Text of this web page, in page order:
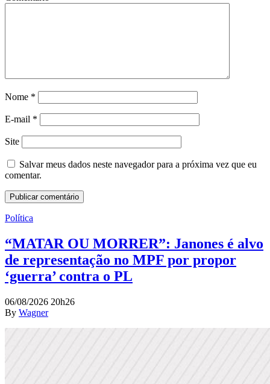
Nome *
E-mail *
Site
Salvar meus dados neste navegador para a próxima vez que eu
comentar.
Política
“MATAR OU MORRER”: Janones é alvo
de representação no MPF por propor
‘guerra’ contra o PL
06/08/2026 20h26
By Wagner